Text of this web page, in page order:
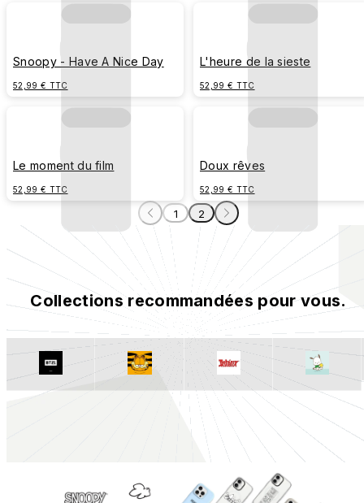
Snoopy - Have A Nice Day
52,99 € TTC
L'heure de la sieste
52,99 € TTC
Le moment du film
52,99 € TTC
Doux rêves
52,99 € TTC
1 2
Collections recommandées pour vous.